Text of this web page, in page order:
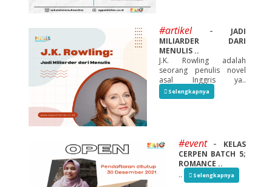
#artikel-
JADI
MILIARDER DARI
MENULIS ..
J.K. Rowling adalah
seorang penulis novel
asal Inggris ya..
Selengkapnya
#event-
KELAS
CERPEN BATCH 5;
ROMANCE ..
..
Selengkapnya